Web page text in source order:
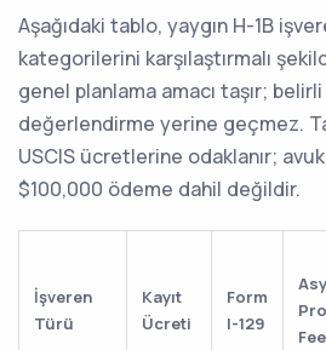
Aşağıdaki tablo, yaygın H-1B
kategorilerini karşılaştırmalı
genel planlama amacı taşır;
değerlendirme yerine geçmez.
USCIS ücretlerine odaklanır;
$100,000 ödeme dahil değildir.
İşveren
Türü
Kayıt
Ücreti
Form
I-129
Fee